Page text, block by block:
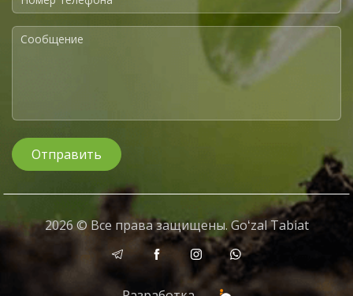
Отправить
2026 © Все права защищены. Goʻzal Tabiat